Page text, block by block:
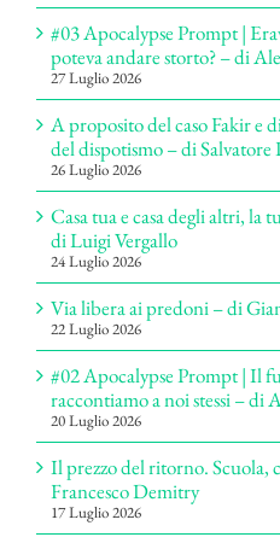
#03 Apocalypse Prompt |
poteva andare storto? – di
27 Luglio 2026
A proposito del caso Fakir e
del dispotismo – di Salvatore
26 Luglio 2026
Casa tua e casa degli altri, la
di Luigi Vergallo
24 Luglio 2026
Via libera ai predoni – di
22 Luglio 2026
#02 Apocalypse Prompt | Il
raccontiamo a noi stessi – di
20 Luglio 2026
Il prezzo del ritorno. Scuola,
Francesco Demitry
17 Luglio 2026